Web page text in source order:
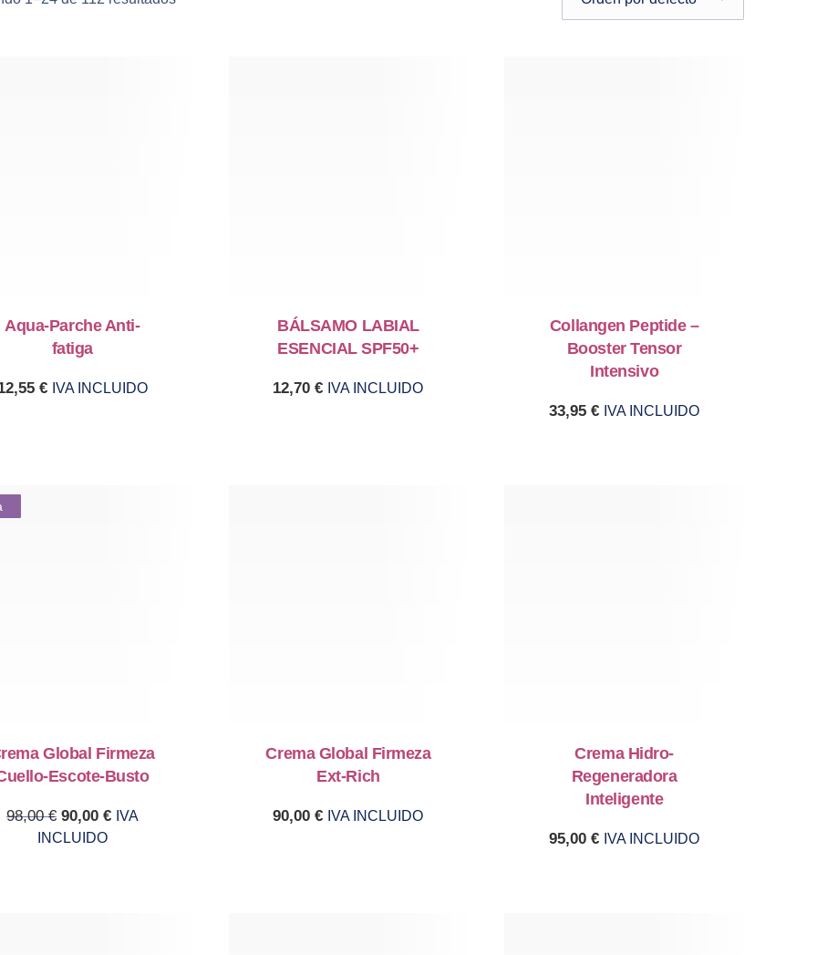
Aqua-Parche Anti-
fatiga
€ IVA INCLUIDO
BÁLSAMO LABIAL
ESENCIAL SPF50+
12,70€ IVA INCLUIDO
Collangen Peptide –
Booster Tensor
Intensivo
33,95€ IVA INCLUIDO
Global Firmeza
Escote-Busto
98,00€ Original price was: 98,00 €.
90,00 €Current price is: 90,00 €.
IVA
INCLUIDO
Crema Global Firmeza
Ext-Rich
90,00€ IVA INCLUIDO
Crema Hidro-
Regeneradora
Inteligente
95,00€ IVA INCLUIDO